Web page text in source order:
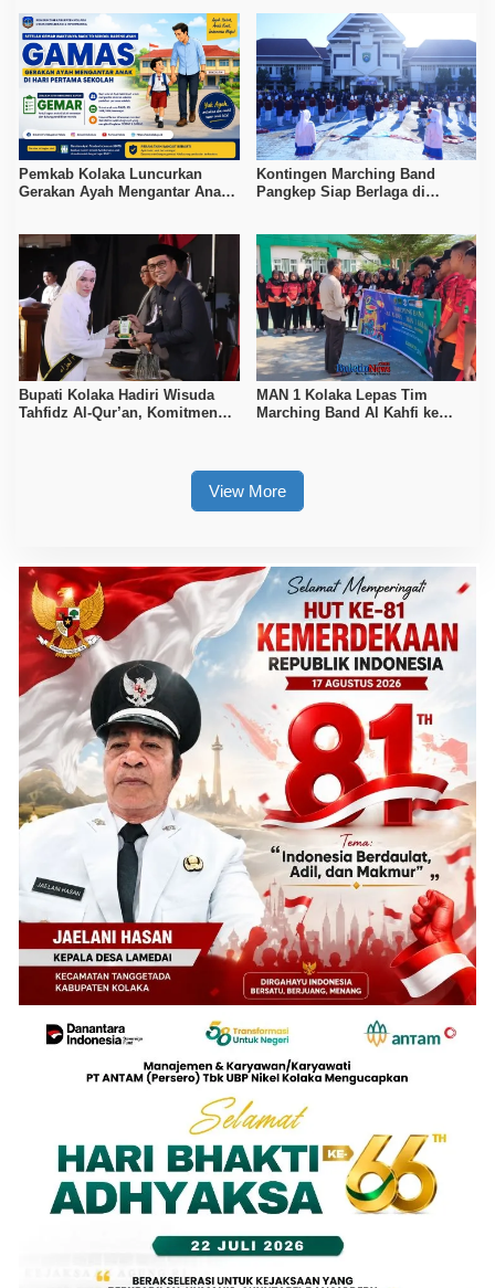
Pemkab Kolaka Luncurkan
Gerakan Ayah Mengantar Anak
Kontingen Marching Band
Pangkep Siap Berlaga di
Bupati Kolaka Hadiri Wisuda
Tahfidz Al-Qur’an, Komitmen
MAN 1 Kolaka Lepas Tim
Marching Band Al Kahfi ke
View More